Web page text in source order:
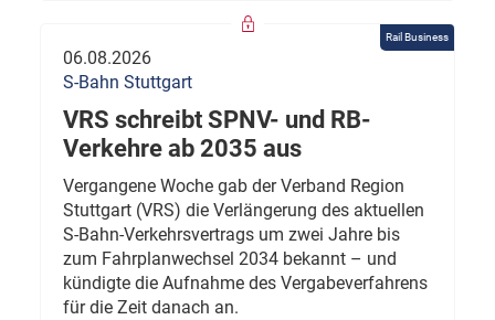
Rail Business
06.08.2026
S-Bahn Stuttgart
VRS schreibt SPNV- und RB-
Verkehre ab 2035 aus
Vergangene Woche gab der Verband Region
Stuttgart (VRS) die Verlängerung des aktuellen
S-Bahn-Verkehrsvertrags um zwei Jahre bis
zum Fahrplanwechsel 2034 bekannt – und
kündigte die Aufnahme des Vergabeverfahrens
für die Zeit danach an.